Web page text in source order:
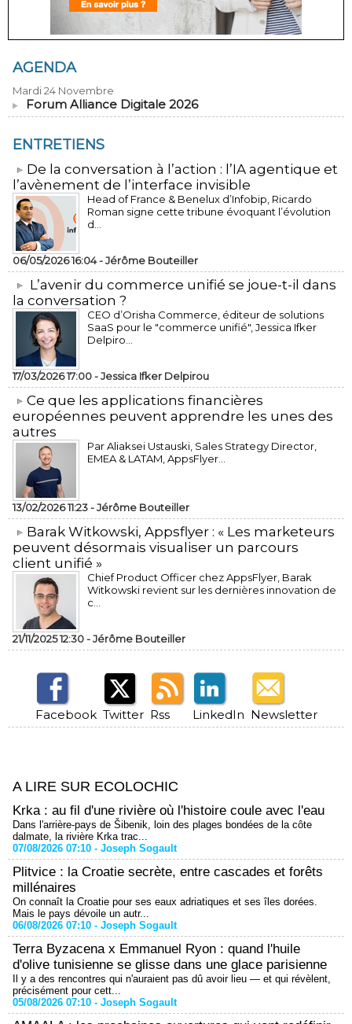
AGENDA
Mardi 24 Novembre
Forum Alliance Digitale 2026
ENTRETIENS
​De la conversation à l’action : l’IA agentique et
l’avènement de l’interface invisible
Head of France & Benelux d’Infobip, Ricardo
Roman signe cette tribune évoquant l’évolution
d...
06/05/2026 16:04 -Jérôme Bouteiller
L’avenir du commerce unifié se joue-t-il dans
la conversation ?
CEO d’Orisha Commerce, éditeur de solutions
SaaS pour le "commerce unifié", Jessica Ifker
Delpiro...
17/03/2026 17:00 -Jessica Ifker Delpirou
​Ce que les applications financières
européennes peuvent apprendre les unes des
autres
Par Aliaksei Ustauski, Sales Strategy Director,
EMEA & LATAM, AppsFlyer...
13/02/2026 11:23 -Jérôme Bouteiller
​Barak Witkowski, Appsflyer : « Les marketeurs
peuvent désormais visualiser un parcours
client unifié »
Chief Product Officer chez AppsFlyer, ​Barak
Witkowski revient sur les dernières innovation de
c...
21/11/2025 12:30 -Jérôme Bouteiller
Facebook Twitter Rss LinkedIn Newsletter
A LIRE SUR ECOLOCHIC
Krka : au fil d'une rivière où l'histoire coule avec l'eau
Dans l'arrière-pays de Šibenik, loin des plages bondées de la côte
dalmate, la rivière Krka trac...
07/08/2026 07:10 - Joseph Sogault
Plitvice : la Croatie secrète, entre cascades et forêts
millénaires
On connaît la Croatie pour ses eaux adriatiques et ses îles dorées.
Mais le pays dévoile un autr...
06/08/2026 07:10 - Joseph Sogault
Terra Byzacena x Emmanuel Ryon : quand l'huile
d'olive tunisienne se glisse dans une glace parisienne
Il y a des rencontres qui n'auraient pas dû avoir lieu — et qui révèlent,
précisément pour cett...
05/08/2026 07:10 - Joseph Sogault